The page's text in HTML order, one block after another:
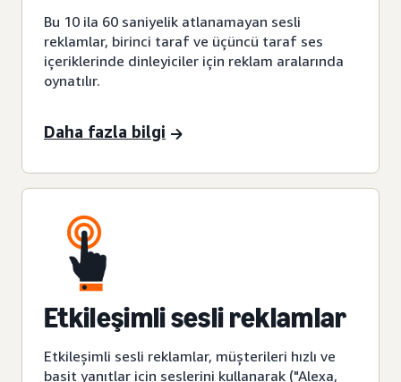
Bu 10 ila 60 saniyelik atlanamayan sesli
reklamlar, birinci taraf ve üçüncü taraf ses
içeriklerinde dinleyiciler için reklam aralarında
oynatılır.
Daha fazla bilgi
Etkileşimli sesli reklamlar
Etkileşimli sesli reklamlar, müşterileri hızlı ve
basit yanıtlar için seslerini kullanarak ("Alexa,